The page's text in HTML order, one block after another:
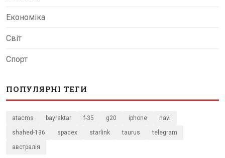
Економіка
Світ
Спорт
ПОПУЛЯРНІ ТЕГИ
atacms bayraktar f-35 g20 iphone navi
shahed-136 spacex starlink taurus telegram
австралія